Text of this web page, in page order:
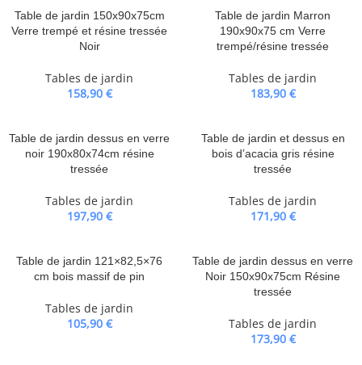
Table de jardin 150x90x75cm
Verre trempé et résine tressée
Noir
Tables de jardin
158,90 €
Table de jardin Marron
190x90x75 cm Verre
trempé/résine tressée
Tables de jardin
183,90 €
Table de jardin dessus en verre
noir 190x80x74cm résine
tressée
Tables de jardin
197,90 €
Table de jardin et dessus en
bois d’acacia gris résine
tressée
Tables de jardin
171,90 €
Table de jardin 121×82,5×76
cm bois massif de pin
Tables de jardin
105,90 €
Table de jardin dessus en verre
Noir 150x90x75cm Résine
tressée
Tables de jardin
173,90 €